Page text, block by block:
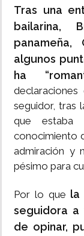
Tras una
bailarina,
algunos
ha
seguidor, tras
que estaba
conocimiento
admiración y
pésimo para
Por lo que la
seguidora a
de opinar,